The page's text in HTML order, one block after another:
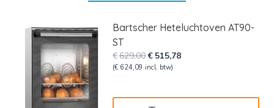
Bartscher Heteluchtoven AT90-
ST
€629,00Oorspronkelijke
prijs
€ 515,78Huidige
(€ 624,09 incl. btw)